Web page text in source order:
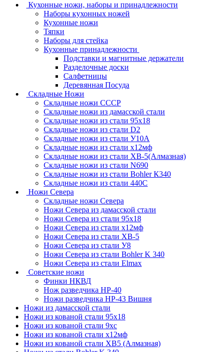
Кухонные ножи, наборы и принадлежности
Наборы кухонных ножей
Кухонные ножи
Тяпки
Наборы для стейка
Кухонные принадлежности
Подставки и магнитные держатели
Разделочные доски
Салфетницы
Деревянная Посуда
Складные Ножи
Cкладные ножи СССР
Складные ножи из дамасской стали
Складные ножи из стали 95х18
Складные ножи из стали D2
Складные ножи из стали У10А
Складные ножи из стали х12мф
Складные ножи из стали ХВ-5(Алмазная)
Складные ножи из стали N690
Складные ножи из стали Bohler К340
Складные ножи из стали 440С
Ножи Севера
Складные ножи Севера
Ножи Севера из дамасской стали
Ножи Севера из стали 95х18
Ножи Севера из стали х12мф
Ножи Севера из стали ХВ-5
Ножи Севера из стали У8
Ножи Севера из стали Bohler K 340
Ножи Севера из стали Elmax
Советские ножи
Финки НКВД
Нож разведчика НР-40
Ножи разведчика НР-43 Вишня
Ножи из дамасской стали
Ножи из кованой стали 95х18
Ножи из кованой стали 9хс
Ножи из кованой стали х12мф
Ножи из кованой стали ХВ5 (Алмазная)